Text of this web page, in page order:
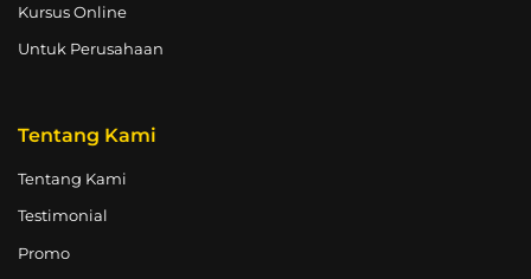
Kursus Online
Untuk Perusahaan
Tentang Kami
Tentang Kami
Testimonial
Promo